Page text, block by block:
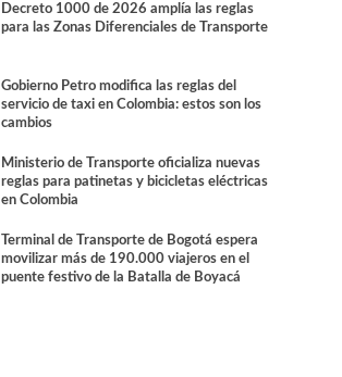
Decreto 1000 de 2026 amplía las reglas
para las Zonas Diferenciales de Transporte
Gobierno Petro modifica las reglas del
servicio de taxi en Colombia: estos son los
cambios
Ministerio de Transporte oficializa nuevas
reglas para patinetas y bicicletas eléctricas
en Colombia
Terminal de Transporte de Bogotá espera
movilizar más de 190.000 viajeros en el
puente festivo de la Batalla de Boyacá